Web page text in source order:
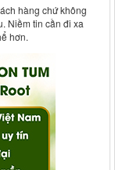
hàng chứ không
Niềm tin cần đi xa
hơn.